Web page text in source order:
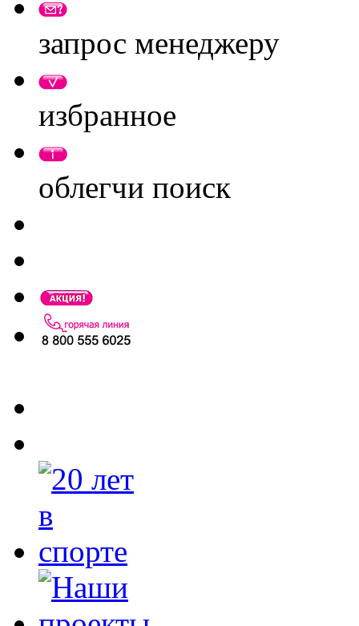
запрос менеджеру
избранное
облегчи поиск